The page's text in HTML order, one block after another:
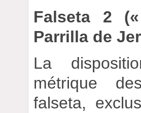
Falseta 2
Parrilla de
La
métrique
falseta,